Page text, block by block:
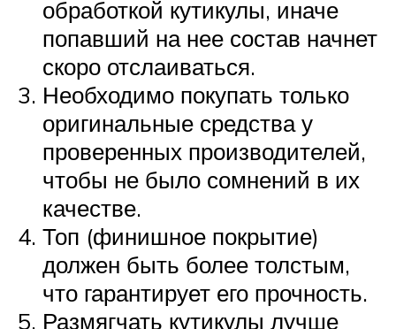
обработкой кутикулы, иначе
попавший на нее состав начнет
скоро отслаиваться.
Необходимо покупать только
оригинальные средства у
проверенных производителей,
чтобы не было сомнений в их
качестве.
Топ (финишное покрытие)
должен быть более толстым,
что гарантирует его прочность.
Размягчать кутикулы лучше